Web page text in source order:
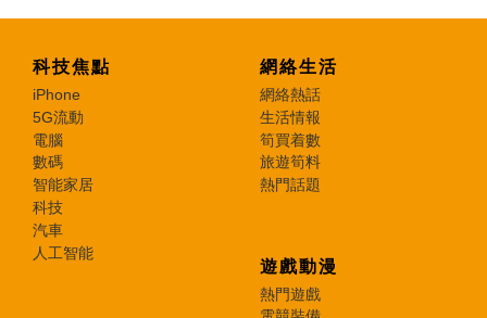
科技焦點
iPhone
5G流動
電腦
數碼
智能家居
科技
汽車
人工智能
網絡生活
網絡熱話
生活情報
筍買着數
旅遊筍料
熱門話題
遊戲動漫
熱門遊戲